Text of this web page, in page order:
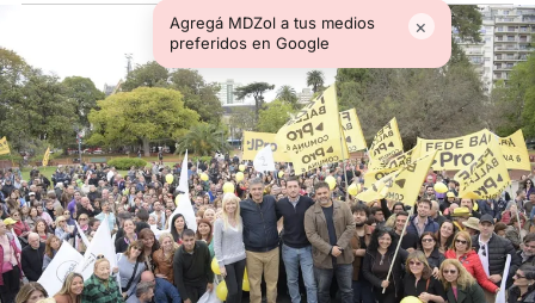
Agregá MDZol a tus medios
preferidos en Google
×